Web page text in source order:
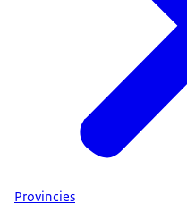
Provincies